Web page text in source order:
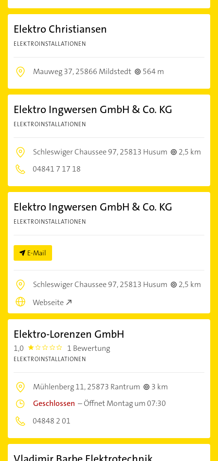
Elektro Christiansen
ELEKTROINSTALLATIONEN
Mauweg 37,25866 Mildstedt 564 m
Elektro Ingwersen GmbH & Co. KG
ELEKTROINSTALLATIONEN
Schleswiger Chaussee 97,25813 Husum
2,5 km
04841 7 17 18
Elektro Ingwersen GmbH & Co. KG
ELEKTROINSTALLATIONEN
E-Mail
Schleswiger Chaussee 97,25813 Husum
2,5 km
Webseite
Elektro-Lorenzen GmbH
1,0 1.0 1 Bewertung
ELEKTROINSTALLATIONEN
Mühlenberg 11,25873 Rantrum
3 km
Geschlossen –Öffnet Montag um 07:30
04848 2 01